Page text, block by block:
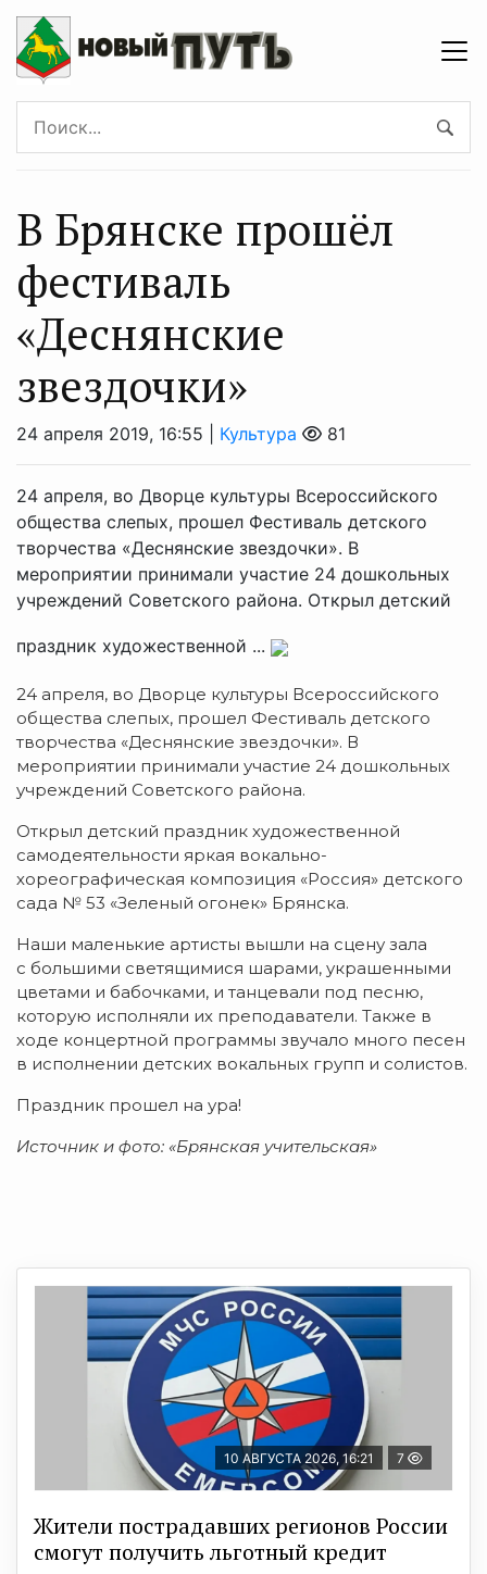
В Брянске прошёл
фестиваль
«Деснянские
звездочки»
24 апреля 2019, 16:55 | Культура 81
24 апреля, во Дворце культуры Всероссийского
общества слепых, прошел Фестиваль детского
творчества «Деснянские звездочки». В
мероприятии принимали участие 24 дошкольных
учреждений Советского района. Открыл детский
праздник художественной ...
24 апреля, во Дворце культуры Всероссийского
общества слепых, прошел Фестиваль детского
творчества «Деснянские звездочки». В
мероприятии принимали участие 24 дошкольных
учреждений Советского района.
Открыл детский праздник художественной
самодеятельности яркая вокально-
хореографическая композиция «Россия» детского
сада № 53 «Зеленый огонек» Брянска.
Наши маленькие артисты вышли на сцену зала
с большими светящимися шарами, украшенными
цветами и бабочками, и танцевали под песню,
которую исполняли их преподаватели. Также в
ходе концертной программы звучало много песен
в исполнении детских вокальных групп и солистов.
Праздник прошел на ура!
Источник и фото: «Брянская учительская»
10 АВГУСТА 2026, 16:21 7
Жители пострадавших регионов России
смогут получить льготный кредит